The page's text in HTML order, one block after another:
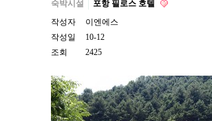
숙박시설
포항 필로스 호텔
작성자
이엔에스
작성일
10-12
조회
2425